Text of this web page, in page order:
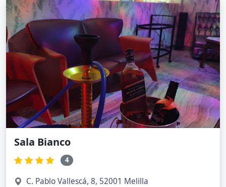
Sala Bianco
4
C. Pablo Vallescá, 8, 52001 Melilla